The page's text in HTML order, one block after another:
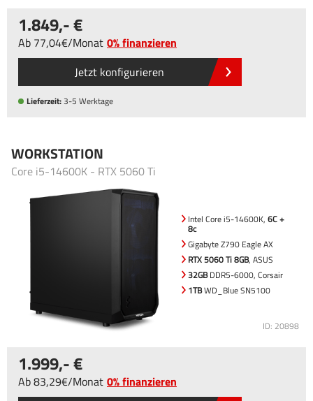
1.849,-
Ab 77,04 /Monat 0% finanzieren
Jetzt konfigurieren
Lieferzeit:3-5 Werktage
WORKSTATION
Core i5-14600K - RTX 5060 Ti
Intel Core i5-14600K, 6C +
8c
Gigabyte Z790 Eagle AX
RTX 5060 Ti 8GB, ASUS
32GBDDR5-6000, Corsair
1TBWD_Blue SN5100
ID: 20898
1.999,-
Ab83,29 /Monat 0% finanzieren